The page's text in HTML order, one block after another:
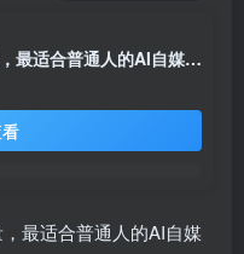
玩转AI自媒体：打爆你的线上流量，最适合普通人的AI自媒体变现方式
最适合普通人的AI自媒